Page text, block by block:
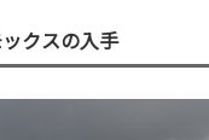
クスの入手